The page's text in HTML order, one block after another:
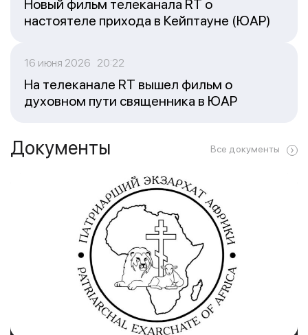
Новый фильм телеканала RT о
настоятеле прихода в Кейптауне (ЮАР)
16 июня 2026 20:22
На телеканале RT вышел фильм о
духовном пути священника в ЮАР
Документы Все документы